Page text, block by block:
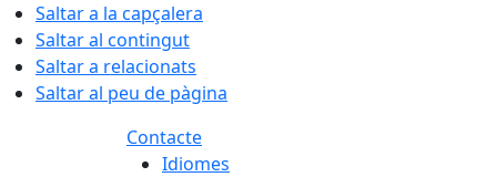
Saltar a la capçalera
Saltar al contingut
Saltar a relacionats
Saltar al peu de pàgina
Contacte
Idiomes